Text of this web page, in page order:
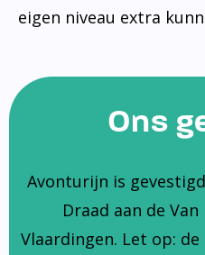
eigen niveau extra
Ons
Avonturijn is
Draad aan de
Vlaardingen. Let op: